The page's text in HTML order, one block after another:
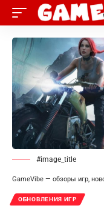
#image_title
GameVibe — обзоры игр,
ОБНОВЛЕНИЯ ИГР